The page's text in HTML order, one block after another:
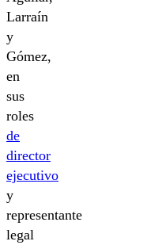
Larraín
y
Gómez,
en
sus
roles
de
director
ejecutivo
y
representante
legal